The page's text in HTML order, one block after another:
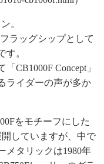
。
ラッグシップとして
す。
CB1000F Concept」
ライダーの声が多か
をモチーフにした
していますが、中で
メタリックは1980年